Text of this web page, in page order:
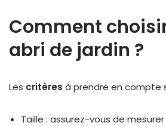
Comment
abri de jardin ?
Les critères à prendre en compte
Taille : assurez-vous de